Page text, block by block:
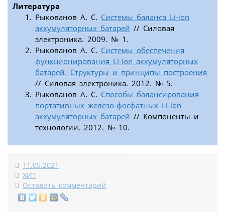
Литература
Рыкованов А. С. Системы баланса Li-ion
аккумуляторных батарей // Силовая
электроника. 2009. № 1.
Рыкованов А. С. Системы обеспечения
функционирования Li-ion аккумуляторных
батарей. Структуры и принципы построения
// Силовая электроника. 2012. № 5.
Рыкованов А. С. Способы балансирования
портативных железо-фосфатных Li-ion
аккумуляторных батарей // Компоненты и
технологии. 2012. № 10.
11.05.2021
ХИТ
Оставить комментарий